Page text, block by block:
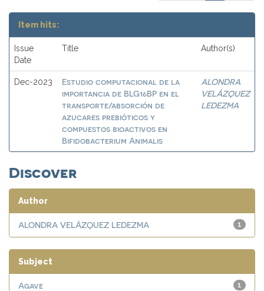
Item hits:
Issue
Date
Title Author(s)
Dec-2023
Estudio computacional de la
importancia de BLG16BP en el
transporte/absorción de
azucares prebióticos y
compuestos bioactivos en
Bifidobacterium Animalis
ALONDRA
VELÁZQUEZ
LEDEZMA
Discover
Author
1
ALONDRA VELÁZQUEZ LEDEZMA
Subject
1
Agave